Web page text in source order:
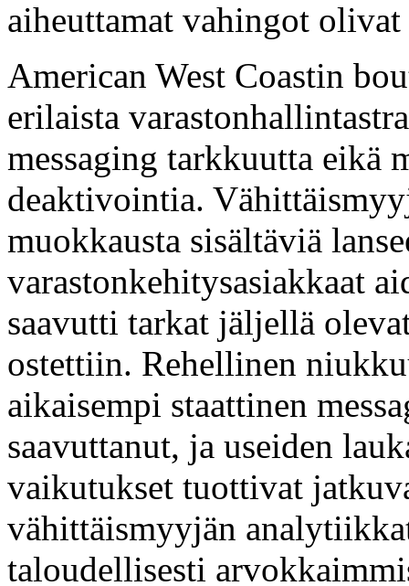
aiheuttamat vahingot
American West Coastin
erilaista
messaging tarkkuutta eikä
deaktivointia.
muokkausta sisältäviä
varastonkehitysasiakkaat
saavutti tarkat jäljellä
ostettiin. Rehellinen
aikaisempi staattinen
saavuttanut, ja useiden
vaikutukset tuottivat
vähittäismyyjän
taloudellisesti